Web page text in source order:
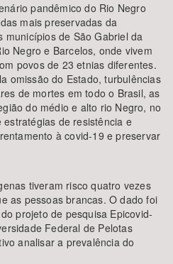
pandêmico do Rio Negro
mais preservadas da
municípios de São Gabriel da
Negro e Barcelos, onde vivem
povos de 23 etnias diferentes.
omissão do Estado, turbulências
de mortes em todo o Brasil, as
do médio e alto rio Negro, no
de resistência e
à covid-19 e preservar
tiveram risco quatro vezes
as pessoas brancas. O dado foi
projeto de pesquisa Epicovid-
Federal de Pelotas
analisar a prevalência do